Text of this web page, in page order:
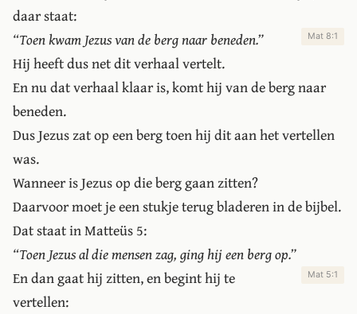
daar staat:
“Toen kwam Jezus van de berg naar beneden.”
Mat 8:1
Hij heeft dus net dit verhaal vertelt.
En nu dat verhaal klaar is, komt hij van de berg naar
beneden.
Dus Jezus zat op een berg toen hij dit aan het vertellen
was.
Wanneer is Jezus op die berg gaan zitten?
Daarvoor moet je een stukje terug bladeren in de bijbel.
Dat staat in Matteüs 5:
“Toen Jezus al die mensen zag, ging hij een berg op.”
Mat 5:1
En dan gaat hij zitten, en begint hij te
vertellen: